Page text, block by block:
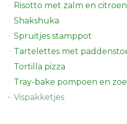
Risotto met zalm en citroen
Shakshuka
Spruitjes stamppot
Tartelettes met
Tortilla pizza
Tray-bake pompoen en
Vispakketjes